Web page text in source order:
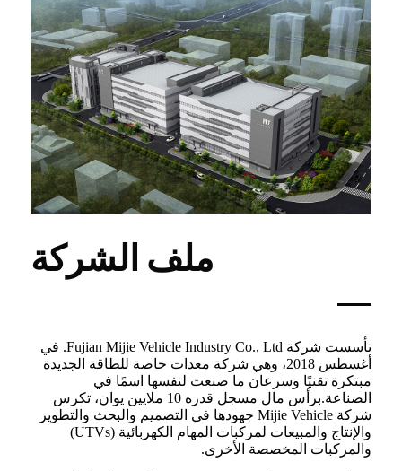
ملف الشركة
تأسست شركة Fujian Mijie Vehicle Industry Co., Ltd. في
أغسطس 2018، وهي شركة معدات خاصة للطاقة الجديدة
مبتكرة تقنيًا وسرعان ما صنعت لنفسها اسمًا في
الصناعة.برأس مال مسجل قدره 10 ملايين يوان، تكرس
شركة Mijie Vehicle جهودها في التصميم والبحث والتطوير
والإنتاج والمبيعات لمركبات المهام الكهربائية (UTVs)
والمركبات المخصصة الأخرى.